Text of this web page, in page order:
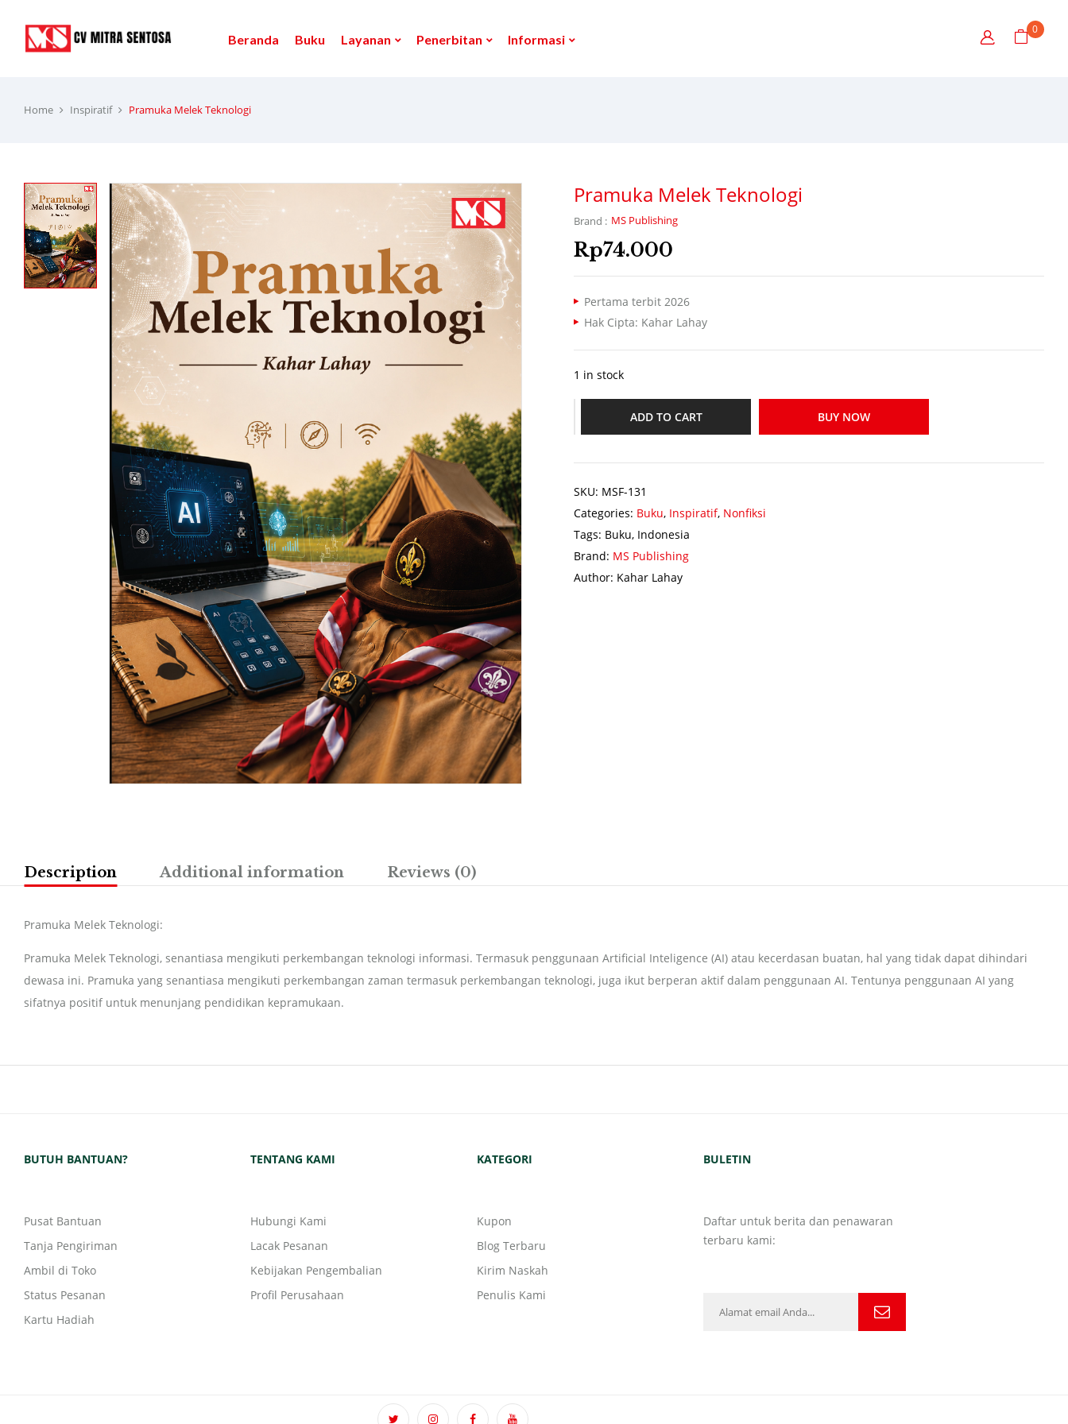
Beranda Buku Layanan Penerbitan Informasi
0
Home Inspiratif Pramuka Melek Teknologi
Pramuka Melek Teknologi
Brand : MS Publishing
Rp74.000
Pertama terbit 2026
Hak Cipta: Kahar Lahay
1 in stock
ADD TO CART BUY NOW
SKU: MSF-131
Categories: Buku, Inspiratif, Nonfiksi
Tags: Buku, Indonesia
Brand: MS Publishing
Author: Kahar Lahay
Description Additional information Reviews (0)
Pramuka Melek Teknologi:
Pramuka Melek Teknologi, senantiasa mengikuti perkembangan teknologi informasi. Termasuk penggunaan Artificial Inteligence (AI) atau kecerdasan buatan, hal yang tidak dapat dihindari
dewasa ini. Pramuka yang senantiasa mengikuti perkembangan zaman termasuk perkembangan teknologi, juga ikut berperan aktif dalam penggunaan AI. Tentunya penggunaan AI yang
sifatnya positif untuk menunjang pendidikan kepramukaan.
BUTUH BANTUAN?
Pusat Bantuan
Tanja Pengiriman
Ambil di Toko
Status Pesanan
Kartu Hadiah
TENTANG KAMI
Hubungi Kami
Lacak Pesanan
Kebijakan Pengembalian
Profil Perusahaan
KATEGORI
Kupon
Blog Terbaru
Kirim Naskah
Penulis Kami
BULETIN
Daftar untuk berita dan penawaran
terbaru kami: